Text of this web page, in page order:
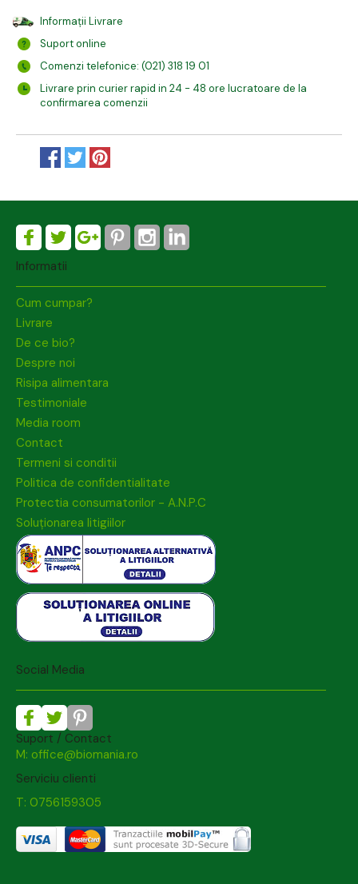
Informații Livrare
Suport online
Comenzi telefonice: (021) 318 19 01
Livrare prin curier rapid in 24 - 48 ore lucratoare de la
confirmarea comenzii
Informatii
Cum cumpar?
Livrare
De ce bio?
Despre noi
Risipa alimentara
Testimoniale
Media room
Contact
Termeni si conditii
Politica de confidentialitate
Protectia consumatorilor - A.N.P.C
Soluționarea litigiilor
Social Media
Suport / Contact
M: office@biomania.ro
Serviciu clienti
T: 0756159305